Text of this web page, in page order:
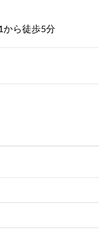
から徒歩5分